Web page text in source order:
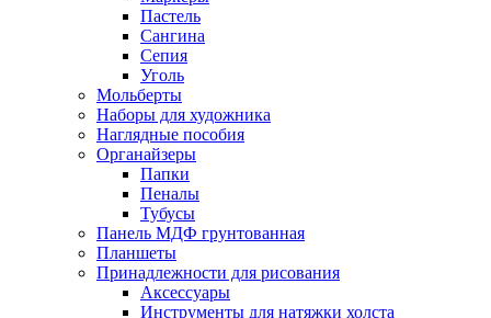
Пастель
Сангина
Сепия
Уголь
Мольберты
Наборы для художника
Наглядные пособия
Органайзеры
Папки
Пеналы
Тубусы
Панель МДФ грунтованная
Планшеты
Принадлежности для рисования
Аксессуары
Инструменты для натяжки холста